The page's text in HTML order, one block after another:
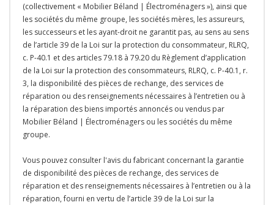
(collectivement « Mobilier Béland | Électroménagers »), ainsi que
les sociétés du même groupe, les sociétés mères, les assureurs,
les successeurs et les ayant-droit ne garantit pas, au sens au sens
de l’article 39 de la Loi sur la protection du consommateur, RLRQ,
c. P-40.1 et des articles 79.18 à 79.20 du Règlement d’application
de la Loi sur la protection des consommateurs, RLRQ, c. P-40.1, r.
3, la disponibilité des pièces de rechange, des services de
réparation ou des renseignements nécessaires à l’entretien ou à
la réparation des biens importés annoncés ou vendus par
Mobilier Béland | Électroménagers ou les sociétés du même
groupe.
Vous pouvez consulter l'avis du fabricant concernant la garantie
de disponibilité des pièces de rechange, des services de
réparation et des renseignements nécessaires à l’entretien ou à la
réparation, fourni en vertu de l’article 39 de la Loi sur la